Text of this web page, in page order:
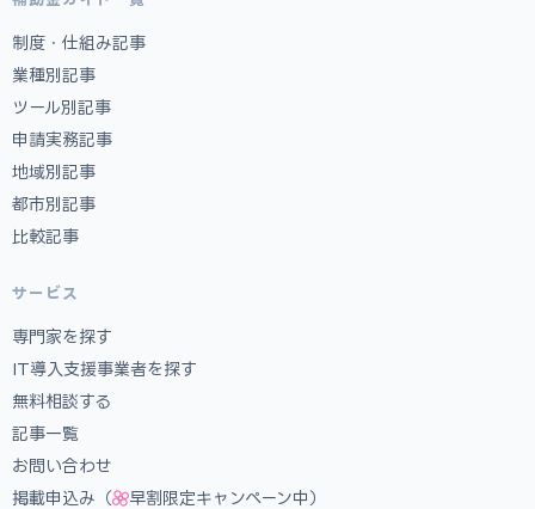
制度・仕組み記事
業種別記事
ツール別記事
申請実務記事
地域別記事
都市別記事
比較記事
サービス
専門家を探す
IT導入支援事業者を探す
無料相談する
記事一覧
お問い合わせ
掲載申込み（
早割限定キャンペーン中）